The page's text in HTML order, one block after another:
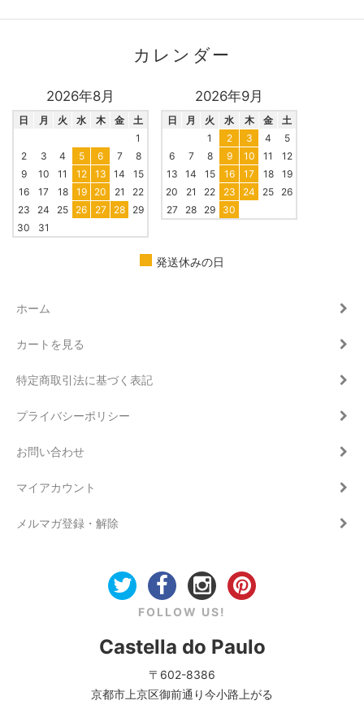
カレンダー
2026年8月
日 月 火 水 木 金
土
1
2
3 4 5 6 7
8
9
10 11 12 13 14
15
16
17 18 19 20 21
22
23
24 25 26 27 28
29
30
31
2026年9月
日 月 火 水 木 金
土
1
2 3 4
5
6
7 8 9 10 11
12
13
14 15 16 17 18
19
20
21 22 23 24 25
26
27
28 29 30
発送休みの日
ホーム
カートを見る
特定商取引法に基づく表記
プライバシーポリシー
お問い合わせ
マイアカウント
メルマガ登録・解除
FOLLOW US!
Castella do Paulo
〒602-8386
京都市上京区御前通り今小路上がる